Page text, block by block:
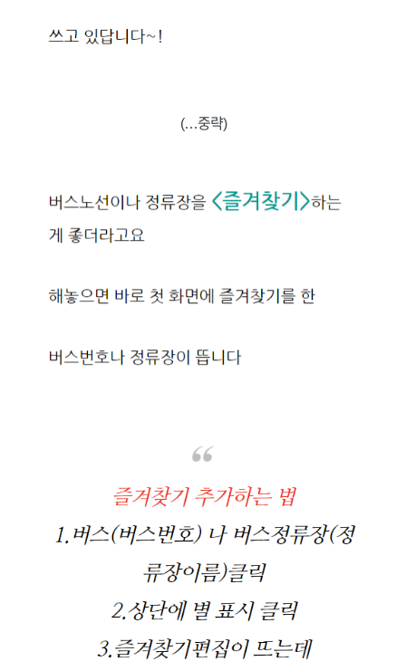
(…중략)